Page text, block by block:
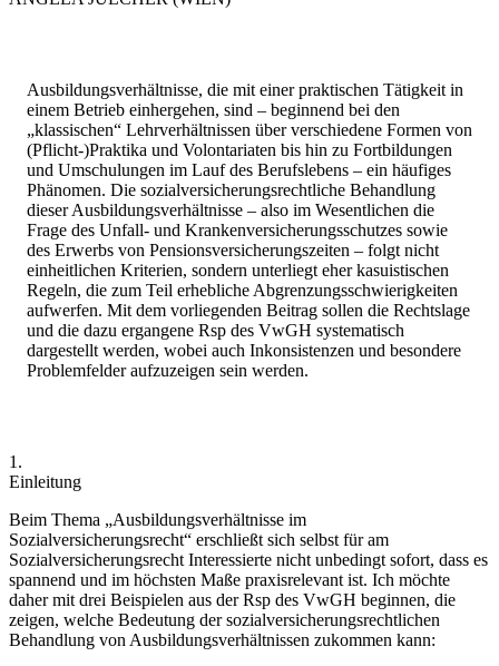
Ausbildungsverhältnisse, die mit einer praktischen Tätigkeit in
einem Betrieb einhergehen, sind – beginnend bei den
„klassischen“ Lehrverhältnissen über verschiedene Formen von
(Pflicht-)Praktika und Volontariaten bis hin zu Fortbildungen
und Umschulungen im Lauf des Berufslebens – ein häufiges
Phänomen. Die sozialversicherungsrechtliche Behandlung
dieser Ausbildungsverhältnisse – also im Wesentlichen die
Frage des Unfall- und Krankenversicherungsschutzes sowie
des Erwerbs von Pensionsversicherungszeiten – folgt nicht
einheitlichen Kriterien, sondern unterliegt eher kasuistischen
Regeln, die zum Teil erhebliche Abgrenzungsschwierigkeiten
aufwerfen. Mit dem vorliegenden Beitrag sollen die Rechtslage
und die dazu ergangene Rsp des VwGH systematisch
dargestellt werden, wobei auch Inkonsistenzen und besondere
Problemfelder aufzuzeigen sein werden.
1.
Einleitung
Beim Thema „Ausbildungsverhältnisse im
Sozialversicherungsrecht“ erschließt sich selbst für am
Sozialversicherungsrecht Interessierte nicht unbedingt sofort, dass es
spannend und im höchsten Maße praxisrelevant ist. Ich möchte
daher mit drei Beispielen aus der Rsp des VwGH beginnen, die
zeigen, welche Bedeutung der sozialversicherungsrechtlichen
Behandlung von Ausbildungsverhältnissen zukommen kann: